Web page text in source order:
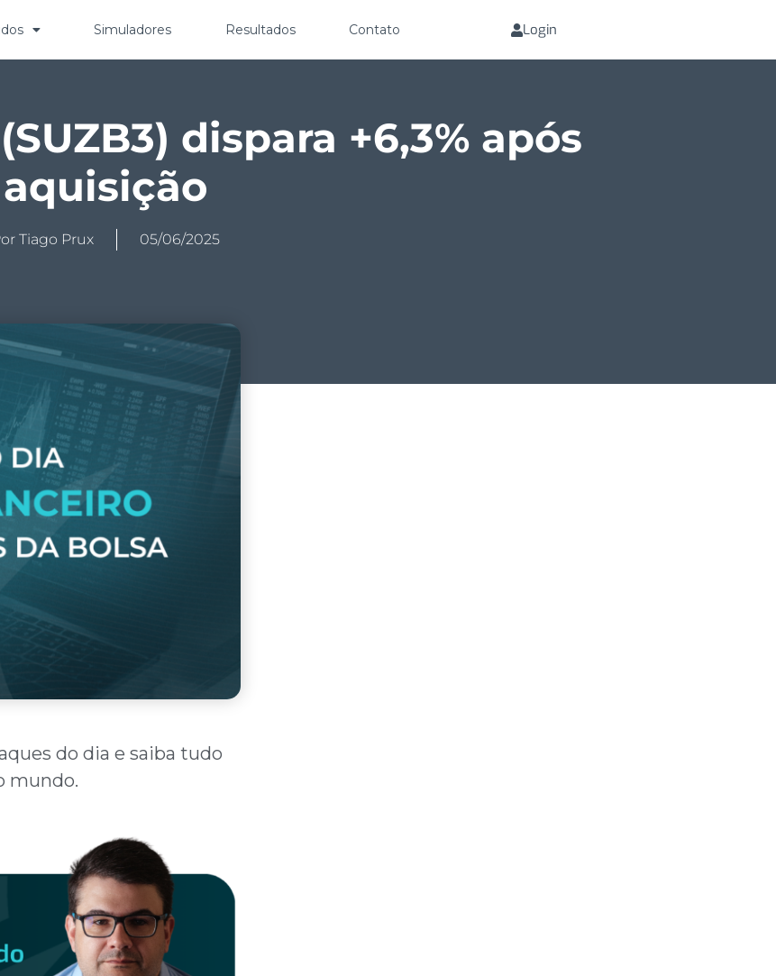
Simuladores Resultados Contato Login
dispara +6,3% após
aquisição
Tiago Prux 05/06/2025
do dia e saiba tudo
mundo.